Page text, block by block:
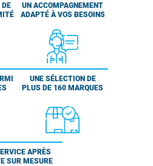
UN ACCOMPAGNEMENT
ADAPTÉ À VOS BESOINS
UNE SÉLECTION DE
PLUS DE 160 MARQUES
APRÈS
SUR MESURE